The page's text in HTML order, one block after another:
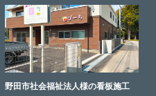
野田市社会福祉法人様の看板施工